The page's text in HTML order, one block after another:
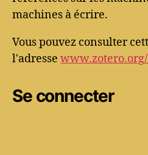
machines à écrire.
Vous pouvez consulter
l'adresse
Se connecter